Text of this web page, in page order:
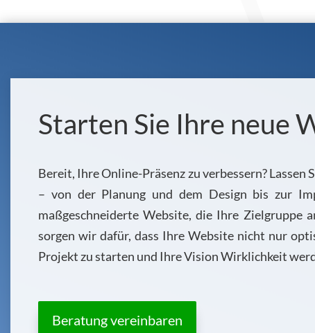
Starten Sie Ihre neue
Bereit, Ihre Online-Präsenz zu verbessern?
– von der Planung und dem Design bis zur
maßgeschneiderte Website, die Ihre Zielgruppe
sorgen wir dafür, dass Ihre Website nicht nur
Projekt zu starten und Ihre Vision Wirklichkeit
Beratung vereinbaren